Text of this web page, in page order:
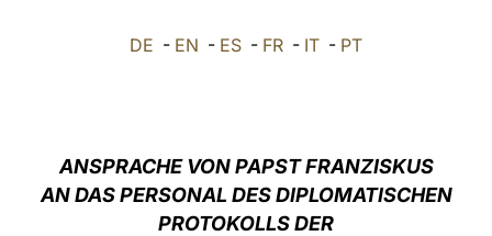
العربيّة DE - EN - ES - FR - IT - PT
ANSPRACHE VON PAPST FRANZISKUS
AN DAS PERSONAL DES DIPLOMATISCHEN
PROTOKOLLS DER